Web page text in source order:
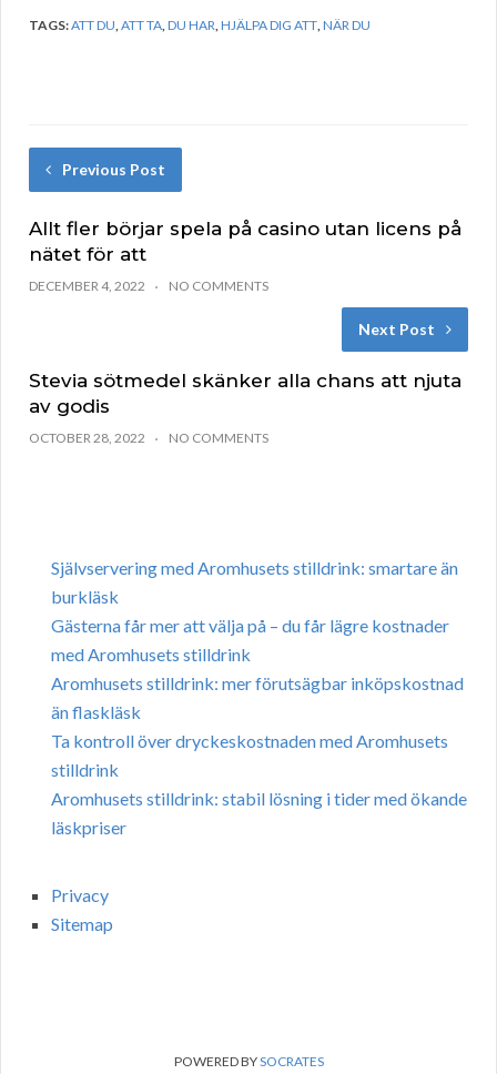
TAGS:ATT DU,ATT TA,DU HAR,HJÄLPA DIG ATT,NÄR DU
Previous Post
Allt fler börjar spela på casino utan licens på
nätet för att
DECEMBER 4, 2022 NO COMMENTS
Next Post
Stevia sötmedel skänker alla chans att njuta
av godis
OCTOBER 28, 2022 NO COMMENTS
Självservering med Aromhusets stilldrink: smartare än
burkläsk
Gästerna får mer att välja på – du får lägre kostnader
med Aromhusets stilldrink
Aromhusets stilldrink: mer förutsägbar inköpskostnad
än flaskläsk
Ta kontroll över dryckeskostnaden med Aromhusets
stilldrink
Aromhusets stilldrink: stabil lösning i tider med ökande
läskpriser
Privacy
Sitemap
POWERED BYSOCRATES